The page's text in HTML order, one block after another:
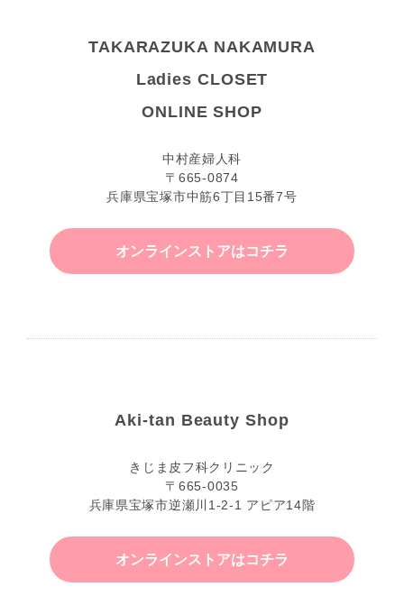
TAKARAZUKA NAKAMURA
Ladies CLOSET
ONLINE SHOP
中村産婦人科
〒665-0874
兵庫県宝塚市中筋6丁目15番7号
オンラインストアはコチラ
Aki-tan Beauty Shop
きじま皮フ科クリニック
〒665-0035
兵庫県宝塚市逆瀬川1-2-1 アピア14階
オンラインストアはコチラ